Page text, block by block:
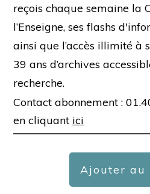
reçois chaque semaine la
l’Enseigne, ses flashs
ainsi que l’accès illimité à
39 ans d’archives
recherche.
Contact abonnement :
en cliquant ici
Ajouter au